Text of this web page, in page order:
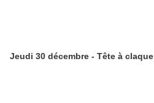
Jeudi 30 décembre - Tête à claque